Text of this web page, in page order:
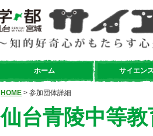
ホーム サイエン
HOME > 参加団体詳細
仙台青陵中等